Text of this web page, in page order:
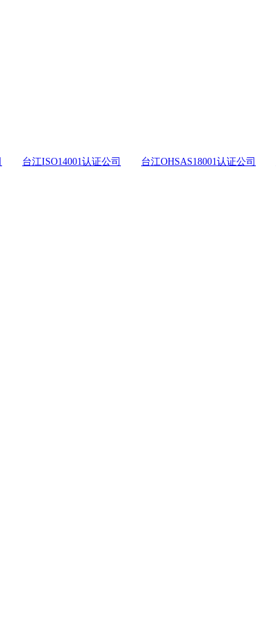
台江ISO14001认证公司 台江OHSAS18001认证公司